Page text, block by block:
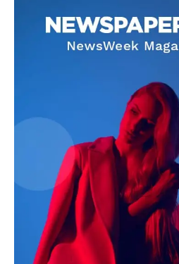
AIN NEWS 1
Contact Us
Privacy Policy
Terms of Use Agreement
Facebook
X WhatsApp
Share